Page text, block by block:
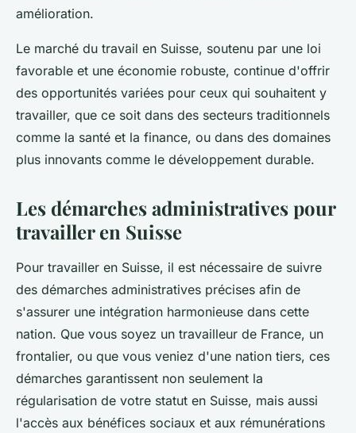
amélioration.
Le marché du travail en Suisse, soutenu par une loi
favorable et une économie robuste, continue d'offrir
des opportunités variées pour ceux qui souhaitent y
travailler, que ce soit dans des secteurs traditionnels
comme la santé et la finance, ou dans des domaines
plus innovants comme le développement durable.
Les démarches administratives pour
travailler en Suisse
Pour travailler en Suisse, il est nécessaire de suivre
des démarches administratives précises afin de
s'assurer une intégration harmonieuse dans cette
nation. Que vous soyez un travailleur de France, un
frontalier, ou que vous veniez d'une nation tiers, ces
démarches garantissent non seulement la
régularisation de votre statut en Suisse, mais aussi
l'accès aux bénéfices sociaux et aux rémunérations